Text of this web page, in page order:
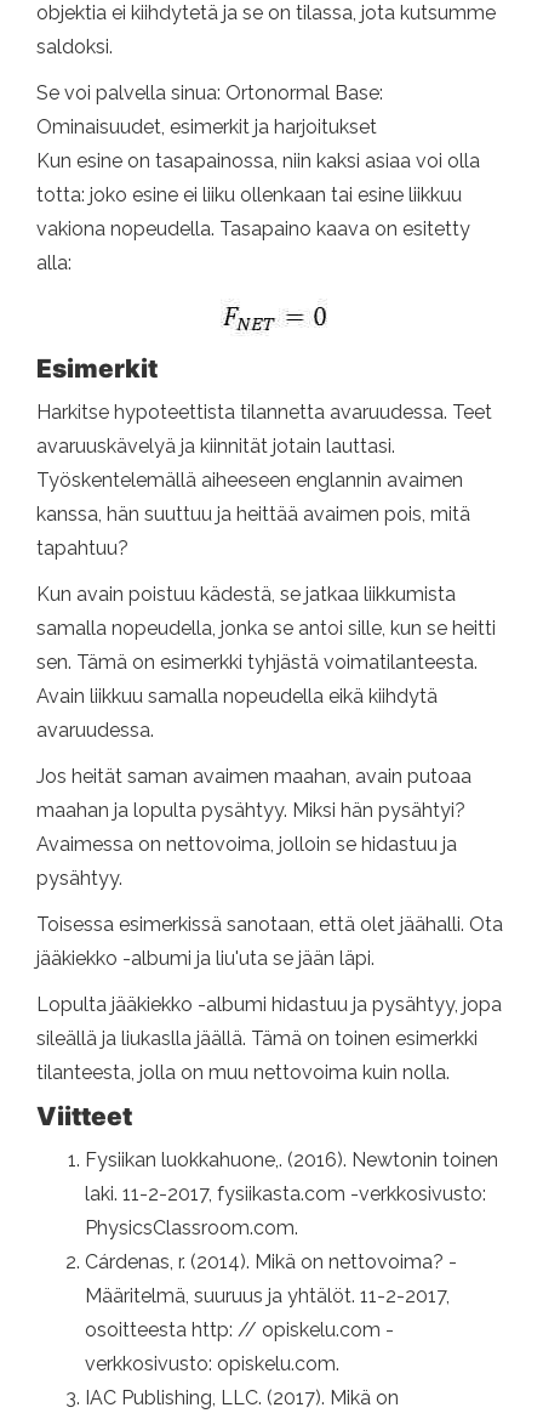
objektia ei kiihdytetä ja se on tilassa, jota kutsumme
saldoksi.
Se voi palvella sinua: Ortonormal Base:
Ominaisuudet, esimerkit ja harjoitukset
Kun esine on tasapainossa, niin kaksi asiaa voi olla
totta: joko esine ei liiku ollenkaan tai esine liikkuu
vakiona nopeudella. Tasapaino kaava on esitetty
alla:
Esimerkit
Harkitse hypoteettista tilannetta avaruudessa. Teet
avaruuskävelyä ja kiinnität jotain lauttasi.
Työskentelemällä aiheeseen englannin avaimen
kanssa, hän suuttuu ja heittää avaimen pois, mitä
tapahtuu?
Kun avain poistuu kädestä, se jatkaa liikkumista
samalla nopeudella, jonka se antoi sille, kun se heitti
sen. Tämä on esimerkki tyhjästä voimatilanteesta.
Avain liikkuu samalla nopeudella eikä kiihdytä
avaruudessa.
Jos heität saman avaimen maahan, avain putoaa
maahan ja lopulta pysähtyy. Miksi hän pysähtyi?
Avaimessa on nettovoima, jolloin se hidastuu ja
pysähtyy.
Toisessa esimerkissä sanotaan, että olet jäähalli. Ota
jääkiekko -albumi ja liu'uta se jään läpi.
Lopulta jääkiekko -albumi hidastuu ja pysähtyy, jopa
sileällä ja liukaslla jäällä. Tämä on toinen esimerkki
tilanteesta, jolla on muu nettovoima kuin nolla.
Viitteet
Fysiikan luokkahuone,. (2016). Newtonin toinen
laki. 11-2-2017, fysiikasta.com -verkkosivusto:
PhysicsClassroom.com.
Cárdenas, r. (2014). Mikä on nettovoima? -
Määritelmä, suuruus ja yhtälöt. 11-2-2017,
osoitteesta http: // opiskelu.com -
verkkosivusto: opiskelu.com.
IAC Publishing, LLC. (2017). Mikä on